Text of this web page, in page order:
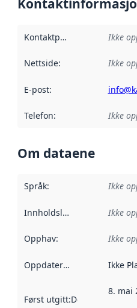
Kontaktpunkt Ikke
Nettside: Ikke
E-post:
Telefon: Ikke
Om dataene
Språk: Ikke
Innholdsleverandører :
Ikke
Opphav: Ikke
Oppdateringsfrekvens :
Ikke
Først utgitt:Denne datoen
8. mai